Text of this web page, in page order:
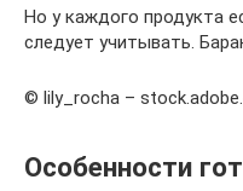
Но у каждого продукта
следует учитывать.
© lily_rocha –
Особенности